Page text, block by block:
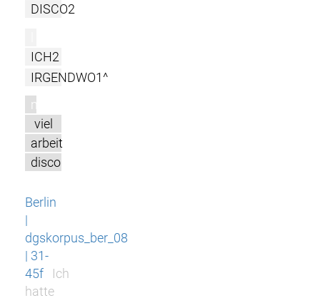
DISCO2
ICH2
IRGENDWO1^
m
viel
arbeit
disco
Berlin
|
dgskorpus_ber_08
| 31-
45f
Ich
hatte